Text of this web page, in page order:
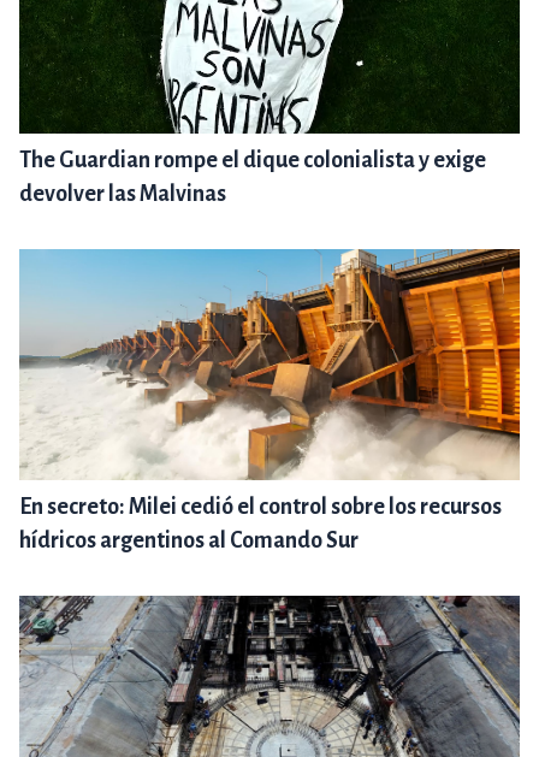
The Guardian rompe el dique colonialista y exige
devolver las Malvinas
En secreto: Milei cedió el control sobre los recursos
hídricos argentinos al Comando Sur